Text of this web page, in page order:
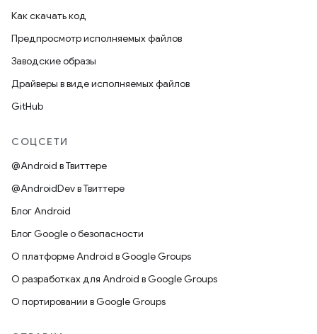
Как скачать код
Предпросмотр исполняемых файлов
Заводские образы
Драйверы в виде исполняемых файлов
GitHub
СОЦСЕТИ
@Android в Твиттере
@AndroidDev в Твиттере
Блог Android
Блог Google о безопасности
О платформе Android в Google Groups
О разработках для Android в Google Groups
О портировании в Google Groups